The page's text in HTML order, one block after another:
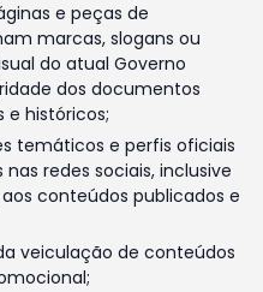
e peças de
marcas, slogans ou
do atual Governo
dos documentos
e históricos;
temáticos e perfis oficiais
redes sociais, inclusive
conteúdos publicados e
veiculação de conteúdos